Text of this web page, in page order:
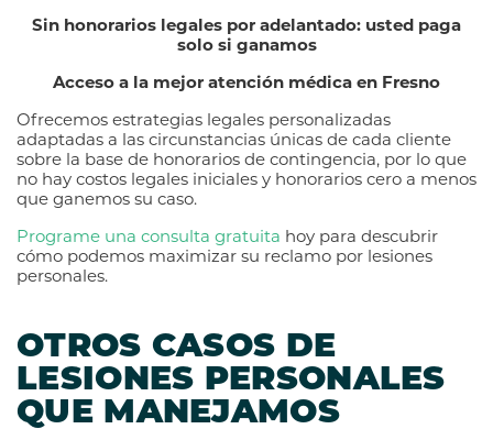
Sin honorarios legales por adelantado: usted paga
solo si ganamos
Acceso a la mejor atención médica en Fresno
Ofrecemos estrategias legales personalizadas
adaptadas a las circunstancias únicas de cada cliente
sobre la base de honorarios de contingencia, por lo que
no hay costos legales iniciales y honorarios cero a menos
que ganemos su caso.
Programe una consulta gratuita hoy para descubrir
cómo podemos maximizar su reclamo por lesiones
personales.
OTROS CASOS DE
LESIONES PERSONALES
QUE MANEJAMOS